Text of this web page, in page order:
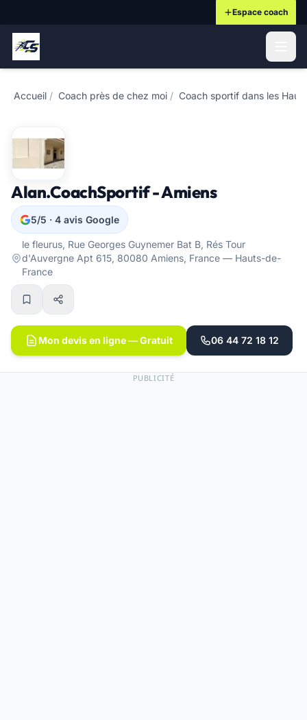
Espace coach
Accueil / Coach près de chez moi / Coach sportif dans les
Alan.CoachSportif - Amiens
5/5 · 4 avis Google
le fleurus, Rue Georges Guynemer Bat B, Rés Tour
d'Auvergne Apt 615, 80080 Amiens, France — Hauts-de-
France
Mon devis en ligne — Gratuit 06 44 72 18 12
PUBLICITÉ